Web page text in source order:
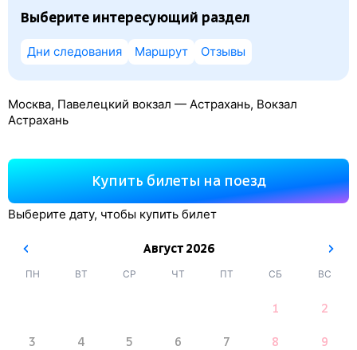
Выберите интересующий раздел
Дни следования Маршрут Отзывы
Москва, Павелецкий вокзал — Астрахань, Вокзал
Астрахань
Купить билеты на поезд
Выберите дату, чтобы купить билет
Август2026
ПН ВТ СР ЧТ ПТ СБ ВС
1 2
3 4 5 6 7 8 9